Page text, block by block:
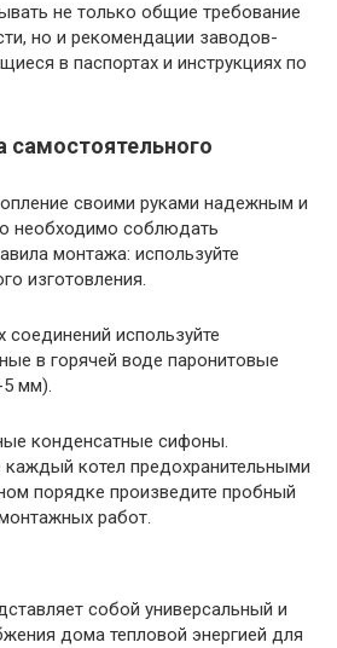
не только общие требование
но и рекомендации заводов-
в паспортах и инструкциях по
самостоятельного
своими руками надежным и
необходимо соблюдать
монтажа: используйте
изготовления.
используйте
в горячей воде паронитовые
мм).
конденсатные сифоны.
котел предохранительными
порядке произведите пробный
работ.
собой универсальный и
дома тепловой энергией для